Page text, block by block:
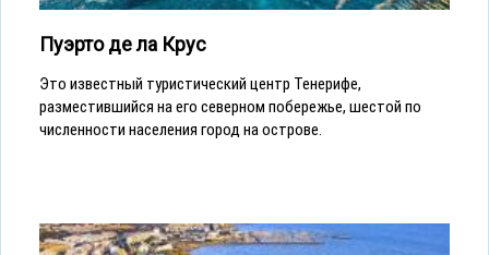
Пуэрто де ла Крус
Это известный туристический центр Тенерифе,
разместившийся на его северном побережье, шестой по
численности населения город на острове.